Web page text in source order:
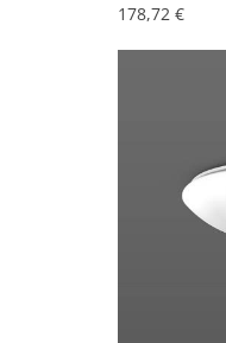
178,72 €